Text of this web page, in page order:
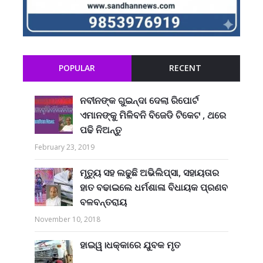
POPULAR RECENT
ନବୀନଙ୍କ ଗୁଇନ୍ଦା ଦେଲା ରିପୋର୍ଟ
ଏମାନଙ୍କୁ ମିଳିବନି ବିଜେଡି ଟିକେଟ , ଥରେ
ପଢି ନିଅନ୍ତୁ
February 23, 2019
ମୃତ୍ୟୁ ସହ ଲଢୁଛି ଅଭିଲିପ୍ସା, ସହାୟତାର
ହାତ ବଢାଇଲେ ଧର୍ମଶାଳା ବିଧାୟକ ପ୍ରଣବ
ବଳବନ୍ତରାୟ
November 10, 2018
ହାଇୱ।ଧକ୍କାରେ ଯୁବକ ମୃତ